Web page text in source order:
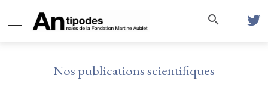
Nos publications scientifiques